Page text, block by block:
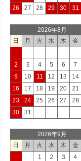
26
27 28 29 30 31
2026年8月
日
月 火 水 木 金
2
3 4 5 6 7
9
10 11 12 13 14
16
17 18 19 20 21
23
24 25 26 27 28
30
31
2026年9月
日
月 火 水 木 金
1
2 3 4